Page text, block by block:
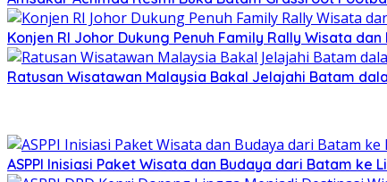
Konjen RI Johor Dukung Penuh Family Rally Wisata
Ratusan Wisatawan Malaysia Bakal Jelajahi Batam
ASPPI Inisiasi Paket Wisata dan Budaya dari Batam ke